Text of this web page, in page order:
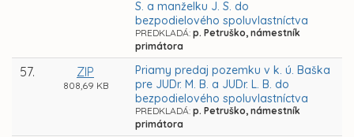
S. a manželku J. S. do
bezpodielového spoluvlastníctva
PREDKLADÁ: p. Petruško, námestník
primátora
57. ZIP
808,69 KB
Priamy predaj pozemku v k. ú. Baška
pre JUDr. M. B. a JUDr. L. B. do
bezpodielového spoluvlastníctva
PREDKLADÁ: p. Petruško, námestník
primátora